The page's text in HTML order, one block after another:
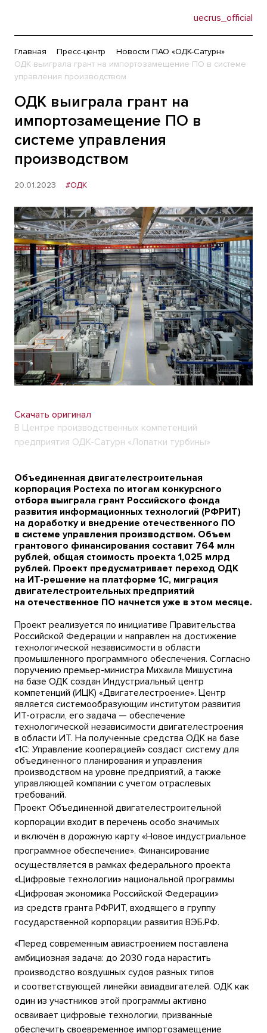
uecrus_official
Главная Пресс-центр
Новости ПАО «ОДК-Сатурн»
ОДК выиграла грант на импортозамещение ПО в системе
управления производством
ОДК выиграла грант на
импортозамещение ПО в
системе управления
производством
20.01.2023 #ОДК
Скачать оригинал
В Центре производственных компетенций
предприятия ОДК-Сатурн «Лопатки турбины»
Объединенная двигателестроительная
корпорация Ростеха по итогам конкурсного
отбора выиграла грант Российского фонда
развития информационных технологий (РФРИТ)
на доработку и внедрение отечественного ПО
в системе управления производством. Объем
грантового финансирования составит 764 млн
рублей, общая стоимость проекта 1,025 млрд
рублей. Проект предусматривает переход ОДК
на ИТ-решение на платформе 1С, миграция
двигателестроительных предприятий
на отечественное ПО начнется уже в этом месяце.
Проект реализуется по инициативе Правительства
Российской Федерации и направлен на достижение
технологической независимости в области
промышленного программного обеспечения. Согласно
поручению премьер-министра Михаила Мишустина
на базе ОДК создан Индустриальный центр
компетенций (ИЦК) «Двигателестроение». Центр
является системообразующим институтом развития
ИТ-отрасли, его задача — обеспечение
технологической независимости двигателестроения
в области ИТ. На полученные средства ОДК на базе
«1C: Управление кооперацией» создаст систему для
объединенного планирования и управления
производством на уровне предприятий, а также
управляющей компании с учетом отраслевых
требований.
Проект Объединенной двигателестроительной
корпорации входит в перечень особо значимых
и включён в дорожную карту «Новое индустриальное
программное обеспечение». Финансирование
осуществляется в рамках федерального проекта
«Цифровые технологии» национальной программы
«Цифровая экономика Российской Федерации»
из средств гранта РФРИТ, входящего в группу
государственной корпорации развития ВЭБ.РФ.
«Перед современным авиастроением поставлена
амбициозная задача: до 2030 года нарастить
производство воздушных судов разных типов
и соответствующей линейки авиадвигателей. ОДК как
один из участников этой программы активно
осваивает цифровые технологии, призванные
обеспечить своевременное импортозамещение